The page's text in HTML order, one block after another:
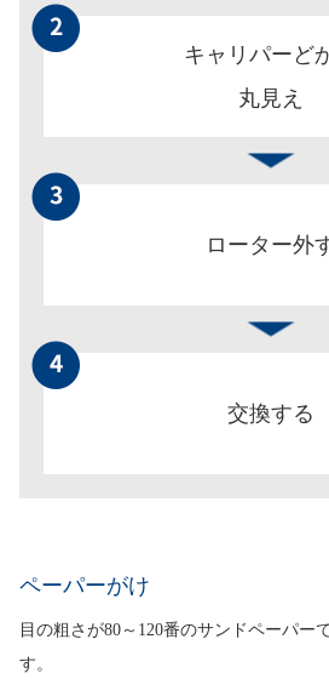
キャリパーど
丸見え
ローター外
交換する
ペーパーがけ
目の粗さが80～120番のサンドペーパー
す。